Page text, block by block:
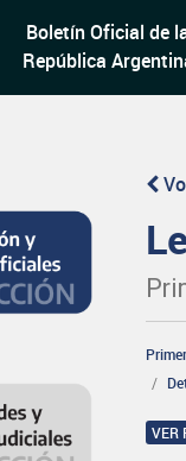
Boletín Oficial de
República
VER